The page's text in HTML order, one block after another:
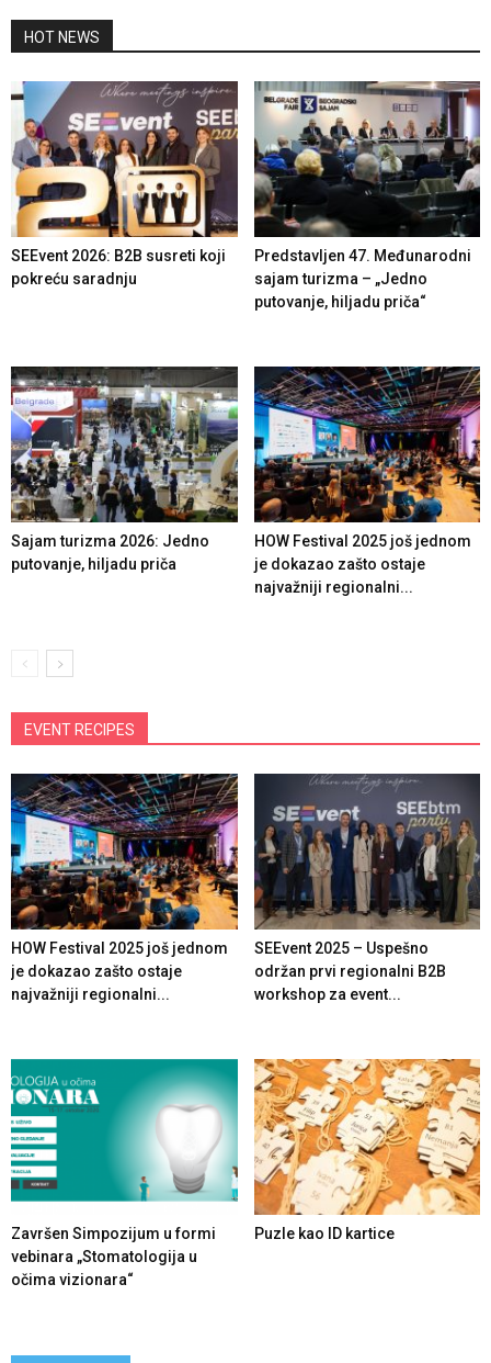
HOT NEWS
SEEvent 2026: B2B susreti koji
pokreću saradnju
Predstavljen 47. Međunarodni
sajam turizma – „Jedno
putovanje, hiljadu priča“
Sajam turizma 2026: Jedno
putovanje, hiljadu priča
HOW Festival 2025 još jednom
je dokazao zašto ostaje
najvažniji regionalni...
EVENT RECIPES
HOW Festival 2025 još jednom
je dokazao zašto ostaje
najvažniji regionalni...
SEEvent 2025 – Uspešno
održan prvi regionalni B2B
workshop za event...
Završen Simpozijum u formi
vebinara „Stomatologija u
očima vizionara“
Puzle kao ID kartice